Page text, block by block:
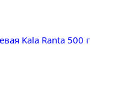
Kala Ranta 500 г